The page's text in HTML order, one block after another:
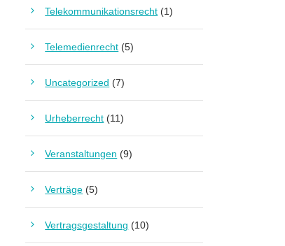
Telekommunikationsrecht (1)
Telemedienrecht (5)
Uncategorized (7)
Urheberrecht (11)
Veranstaltungen (9)
Verträge (5)
Vertragsgestaltung (10)